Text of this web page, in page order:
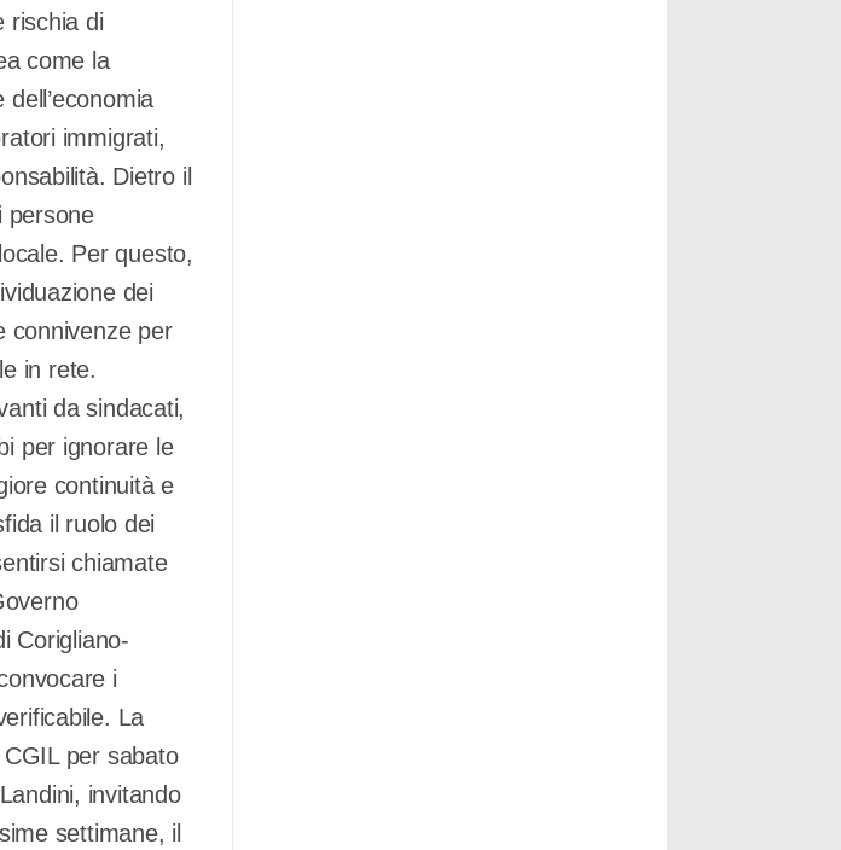
rischia di
come la
immigrati,
Dietro il
persone
Per questo,
dei
connivenze per
in rete.
da sindacati,
per ignorare le
continuità e
il ruolo dei
chiamate
Corigliano-
i
La
per sabato
invitando
settimane, il